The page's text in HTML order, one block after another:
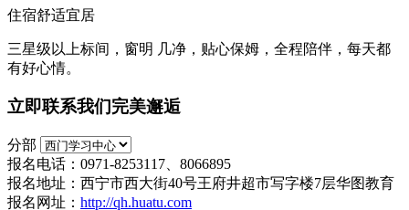
住宿舒适宜居
三星级以上标间，窗明 几净，贴心保姆，全程陪伴，每天都
有好心情。
立即联系我们完美邂逅
分部
报名电话：0971-8253117、8066895
报名地址：西宁市西大街40号王府井超市写字楼7层华图教育
报名网址： http://qh.huatu.com